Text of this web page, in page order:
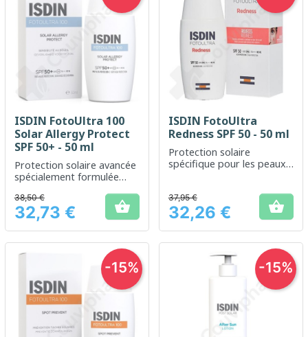
ISDIN FotoUltra 100
Solar Allergy Protect
SPF 50+ - 50 ml
Protection solaire avancée
spécialement formulée
aux allergies solaires.
Prix
38,50 €
32,73 € 
ISDIN FotoUltra
Redness SPF 50 - 50 ml
Protection solaire
spécifique pour les peaux
Prix
37,95 €
32,26 € 
-15% -15%